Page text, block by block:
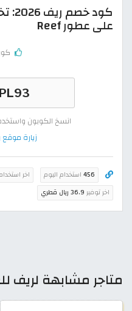
على عطور Reef
انسخ الكوبون
زيارة
456 استخدام اليوم اخر
اخر توفير 36.9 ريال قطري
متاجر مشابهة لريف